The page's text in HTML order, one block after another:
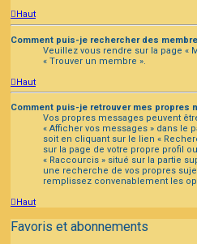
Haut
Comment puis-je rechercher des
Veuillez vous rendre sur la page «
« Trouver un membre ».
Haut
Comment puis-je retrouver mes propres
Vos propres messages peuvent
« Afficher vos messages » dans le
soit en cliquant sur le lien «
sur la page de votre propre profil
« Raccourcis » situé sur la partie
une recherche de vos propres
remplissez convenablement les
Haut
Favoris et abonnements